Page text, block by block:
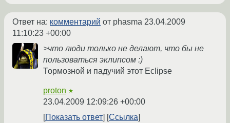
Ответ на: комментарий от phasma 23.04.2009
11:10:23 +00:00
>что люди только не делают, что бы не
пользоваться эклипсом :)
Тормозной и падучий этот Eclipse
proton ★
23.04.2009 12:09:26 +00:00
Показать ответ
Ссылка